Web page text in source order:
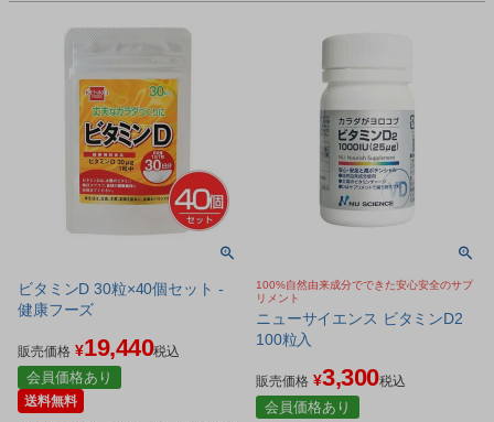
ビタミンD 30粒×40個セット -
健康フーズ
販売価格 ¥19,440税込
会員価格あり
送料無料
100%自然由来成分でできた安心安全のサプ
リメント
ニューサイエンス ビタミンD2
100粒入
販売価格 ¥3,300税込
会員価格あり